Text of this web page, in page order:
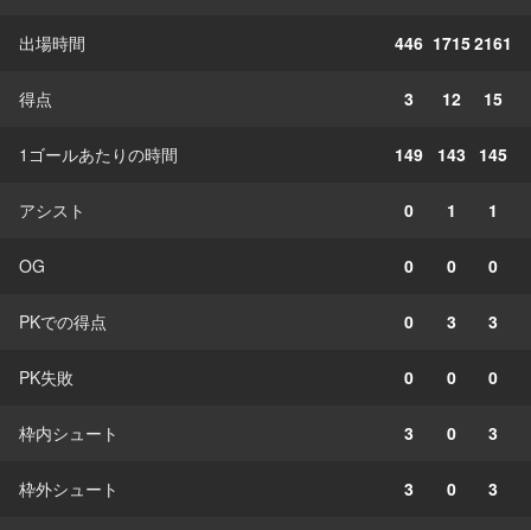
出場時間 446 17152161
得点 3 12 15
1ゴールあたりの時間 149 143 145
アシスト 0 1 1
OG 0 0 0
PKでの得点 0 3 3
PK失敗 0 0 0
枠内シュート 3 0 3
枠外シュート 3 0 3